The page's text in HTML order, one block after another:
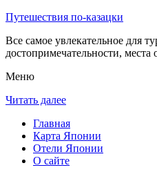
Путешествия по-казацки
Все самое увлекательное для
достопримечательности, места
Меню
Читать далее
Главная
Карта Японии
Отели Японии
О сайте